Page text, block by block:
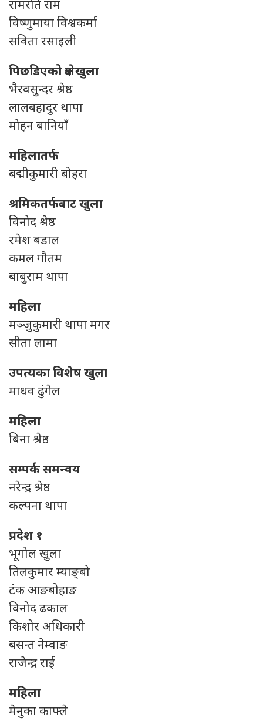
रामरति राम
विष्णुमाया विश्वकर्मा
सविता रसाइली
पिछडिएको क्षेत्र खुला
भैरवसुन्दर श्रेष्ठ
लालबहादुर थापा
मोहन बानियाँ
महिलातर्फ
बद्मीकुमारी बोहरा
श्रमिकतर्फबाट खुला
विनोद श्रेष्ठ
रमेश बडाल
कमल गौतम
बाबुराम थापा
महिला
मञ्जुकुमारी थापा मगर
सीता लामा
उपत्यका विशेष खुला
माधव ढुंगेल
महिला
बिना श्रेष्ठ
सम्पर्क समन्वय
नरेन्द्र श्रेष्ठ
कल्पना थापा
प्रदेश १
भूगोल खुला
तिलकुमार म्याङ्बो
टंक आङबोहाङ
विनोद ढकाल
किशोर अधिकारी
बसन्त नेम्वाङ
राजेन्द्र राई
महिला
मेनुका काफ्ले